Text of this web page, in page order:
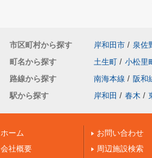
市区町村から探す 岸和田市 / 泉佐
町名から探す
土生町 / 小松里
路線から探す
南海本線 / 阪和
駅から探す
岸和田 / 春木 /
ホーム
会社概要
お問い合わせ
周辺施設検索